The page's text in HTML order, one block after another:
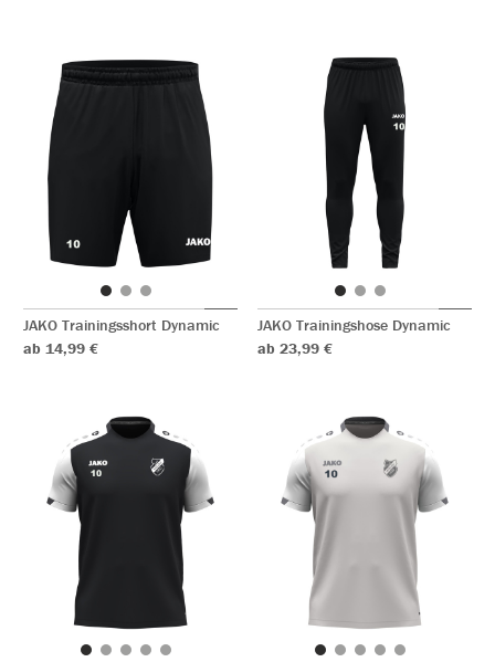
JAKO Trainingsshort Dynamic
ab 14,99 €
JAKO Trainingshose Dynamic
ab 23,99 €